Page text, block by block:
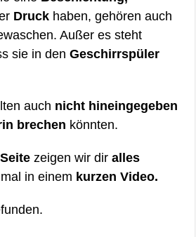
Druck haben, gehören auch
Außer es steht
sie in denGeschirrspüler
auch nicht hineingegeben
brechen könnten.
zeigen wir diralles
in einem kurzen Video.